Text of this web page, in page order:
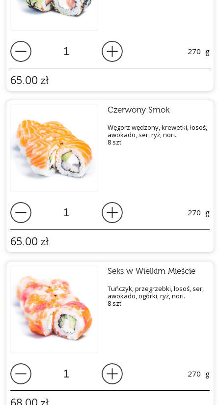
270 g
65.00 zł
Czerwony Smok
Węgorz wędzony, krewetki, łosoś,
awokado, ser, ryż, nori.
8 szt
270 g
65.00 zł
Seks w Wielkim Mieście
Tuńczyk, przegrzebki, łosoś, ser,
awokado, ogórki, ryż, nori.
8 szt
270 g